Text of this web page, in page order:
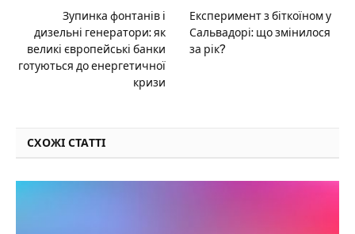
Зупинка фонтанів і
дизельні генератори: як
великі європейські банки
готуються до енергетичної
кризи
Експеримент з біткоїном у
Сальвадорі: що змінилося
за рік?
СХОЖІ СТАТТІ